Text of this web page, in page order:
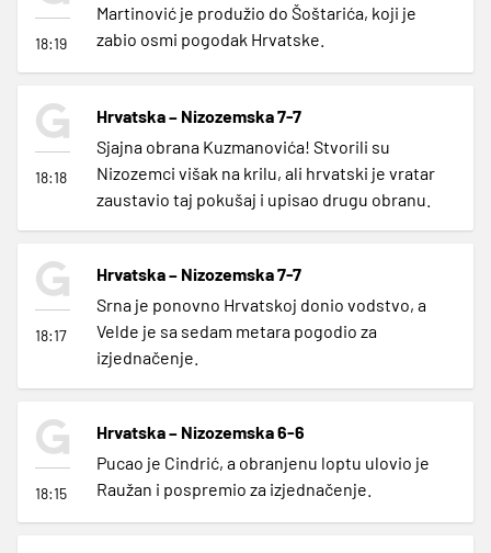
18:19
Martinović je produžio do Šoštarića, koji je
zabio osmi pogodak Hrvatske.
18:18
Hrvatska – Nizozemska 7-7
Sjajna obrana Kuzmanovića! Stvorili su
Nizozemci višak na krilu, ali hrvatski je vratar
zaustavio taj pokušaj i upisao drugu obranu.
18:17
Hrvatska – Nizozemska 7-7
Srna je ponovno Hrvatskoj donio vodstvo, a
Velde je sa sedam metara pogodio za
izjednačenje.
18:15
Hrvatska – Nizozemska 6-6
Pucao je Cindrić, a obranjenu loptu ulovio je
Raužan i pospremio za izjednačenje.